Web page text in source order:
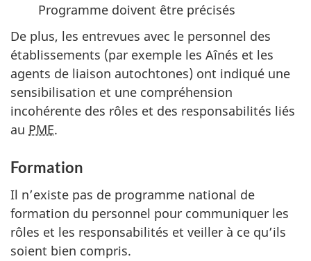
Programme doivent être précisés
De plus, les entrevues avec le personnel des
établissements (par exemple les Aînés et les
agents de liaison autochtones) ont indiqué une
sensibilisation et une compréhension
incohérente des rôles et des responsabilités liés
au PME.
Formation
Il n’existe pas de programme national de
formation du personnel pour communiquer les
rôles et les responsabilités et veiller à ce qu’ils
soient bien compris.